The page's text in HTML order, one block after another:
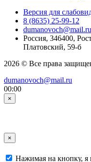
Версия для
8 (8635) 25-99-12
dumanovoch@mail.ru
Россия, 346400,
Платовский, 59-б
2026 © Все права
dumanovoch@mail.ru
00:00
×
×
Нажимая на кнопку, я